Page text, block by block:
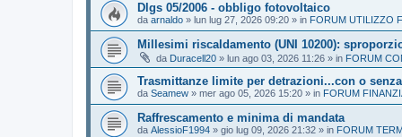
Dlgs 05/2006 - obbligo fotovoltaico
da arnaldo » lun lug 27, 2026 09:20 » in FORUM UTILIZZO
Millesimi riscaldamento (UNI 10200):
da Duracell20 » lun ago 03, 2026 11:26 » in FORUM
Trasmittanze limite per detrazioni...con o
da Seamew » mer ago 05, 2026 15:20 » in FORUM
Raffrescamento e minima di mandata
da AlessioF1994 » gio lug 09, 2026 21:32 » in FORUM